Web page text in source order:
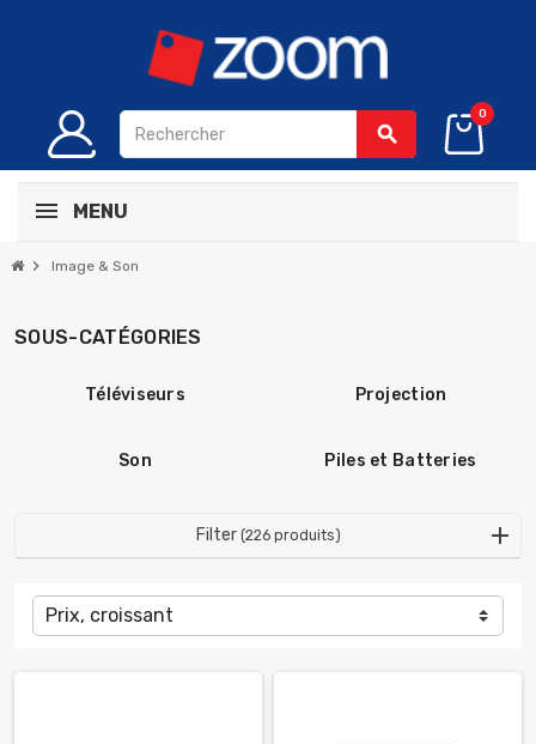
search
0
MENU
chevron_right Image & Son
SOUS-CATÉGORIES
Téléviseurs Projection
Son Piles et Batteries
Filter (226 produits)
Prix, croissant